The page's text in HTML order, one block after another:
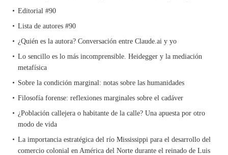
Editorial #90
Lista de autores #90
¿Quién es la autora? Conversación entre Claude.ai y yo
Lo sencillo es lo más incomprensible. Heidegger y la mediación
metafísica
Sobre la condición marginal: notas sobre las humanidades
Filosofía forense: reflexiones marginales sobre el cadáver
¿Población callejera o habitante de la calle? Una apuesta por otro
modo de vida
La importancia estratégica del río Mississippi para el desarrollo del
comercio colonial en América del Norte durante el reinado de Luis